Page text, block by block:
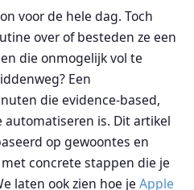
voor de hele dag. Toch
over of besteden ze een
die onmogelijk vol te
Een
die evidence-based,
is. Dit artikel
op gewoontes en
concrete stappen die je
laten ook zien hoe je Apple